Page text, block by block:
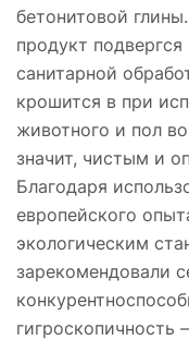
бетонитовой
продукт
санитарной
крошится в при
животного и пол
значит, чистым и
Благодаря
европейского
экологическим
зарекомендовали
гигроскопичность